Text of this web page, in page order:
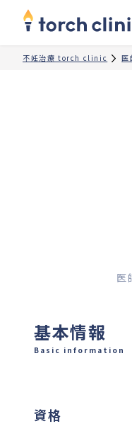
不妊治療 torch clinic 医
医
基本情報
Basic information
資格